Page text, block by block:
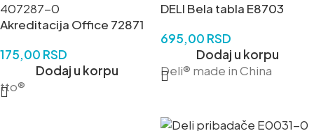
Akreditacija Office 72871
175,00 RSD
Dodaj u korpu
tto®
DELI Bela tabla E8703
695,00 RSD
Dodaj u korpu
Deli® made in China